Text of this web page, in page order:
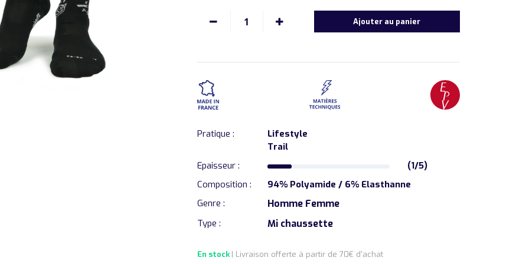
1 Ajouter au panier
Pratique :
Lifestyle
Trail
Epaisseur :
(1/5)
Composition :
94% Polyamide / 6% Elasthanne
Genre :
Homme Femme
Type : Mi chaussette
En stock| Livraison offerte à partir de 70€ d'achat